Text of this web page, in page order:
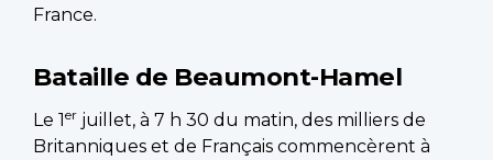
France.
Bataille de Beaumont-Hamel
Le 1er juillet, à 7 h 30 du matin, des milliers de
Britanniques et de Français commencèrent à